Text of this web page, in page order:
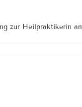
zur Heilpraktikerin